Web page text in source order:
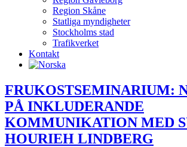
Region Skåne
Statliga myndigheter
Stockholms stad
Trafikverket
Kontakt
FRUKOSTSEMINARIUM:
PÅ INKLUDERANDE
KOMMUNIKATION MED
HOURIEH LINDBERG